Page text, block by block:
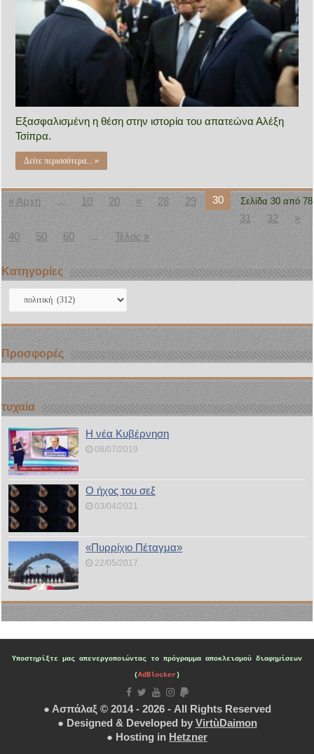
Εξασφαλισμένη η θέση στην ιστορία του απατεώνα Αλέξη
Τσίπρα.
Δείτε περισσότερα... »
Σελίδα 30 από 78
« Αρχή ... 10 20 « 28 29
30
31
32
»
40
50 60 ... Τέλος »
Kατηγορίες
Kατηγορίες
Προσφορές
τυχαία
Η νέα Κυβέρνηση
08/07/2019
Ο ήχος του σεξ
03/04/2021
«Πυρρίχιο Πέταγμα»
22/05/2017
Υποστηρίξτε μας απενεργοποιώντας το πρόγραμμα αποκλεισμού διαφημίσεων
(AdBlocker)
● Ασπάλαξ © 2014 - 2026 - All Rights Reserved
● Designed & Developed by VirtùDaimon
● Hosting in Hetzner